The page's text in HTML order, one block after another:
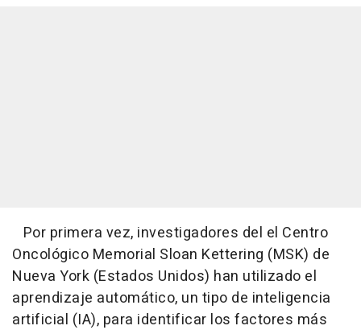
Por primera vez, investigadores del el Centro
Oncológico Memorial Sloan Kettering (MSK) de
Nueva York (Estados Unidos) han utilizado el
aprendizaje automático, un tipo de inteligencia
artificial (IA), para identificar los factores más